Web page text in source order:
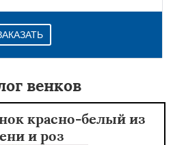
венков
красно-белый из
и роз